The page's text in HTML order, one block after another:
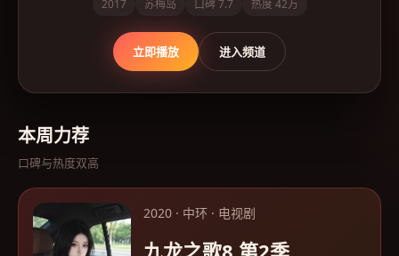
2017 苏梅岛 口碑7.7 热度 42万
立即播放 进入频道
本周力荐
口碑与热度双高
2020 · 中环 · 电视剧